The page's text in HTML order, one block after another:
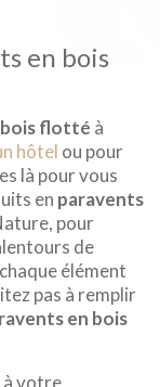
en bois
bois flotté à
hôtel ou pour
là pour vous
en paravents
pour
de
élément
pas à remplir
en bois
à votre